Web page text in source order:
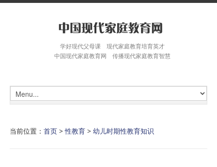
学好现代父母课 现代家庭教育培育英才
中国现代家庭教育网 传播现代家庭教育智慧
当前位置： 首页 >性教育 > 幼儿时期性教育知识